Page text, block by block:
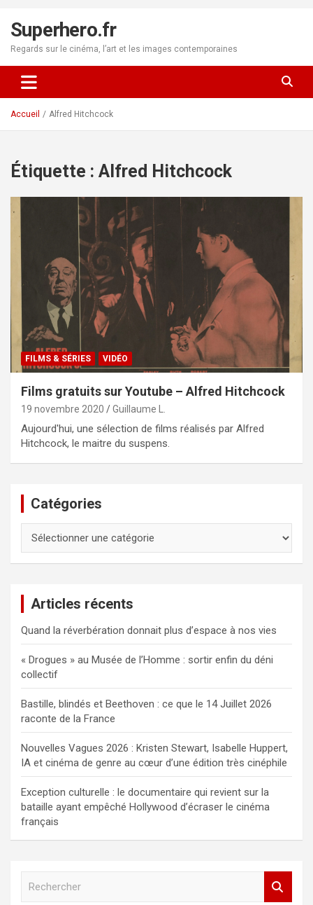
contenu
Superhero.fr
Regards sur le cinéma, l’art et les images contemporaines
Accueil Alfred Hitchcock
Étiquette : Alfred Hitchcock
FILMS & SÉRIES VIDÉO
Films gratuits sur Youtube – Alfred Hitchcock
19 novembre 2020 Guillaume L.
Aujourd'hui, une sélection de films réalisés par Alfred
Hitchcock, le maitre du suspens.
Catégories
Articles récents
Quand la réverbération donnait plus d’espace à nos vies
« Drogues » au Musée de l’Homme : sortir enfin du déni
collectif
Bastille, blindés et Beethoven : ce que le 14 Juillet 2026
raconte de la France
Nouvelles Vagues 2026 : Kristen Stewart, Isabelle Huppert,
IA et cinéma de genre au cœur d’une édition très cinéphile
Exception culturelle : le documentaire qui revient sur la
bataille ayant empêché Hollywood d’écraser le cinéma
français